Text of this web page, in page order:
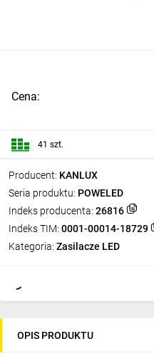
Producent: KANLUX
Seria produktu: POWELED
Indeks producenta: 26816
Indeks TIM: 0001-00014-18729
Kategoria: Zasilacze LED
Cena:
41 szt.
OPIS PRODUKTU